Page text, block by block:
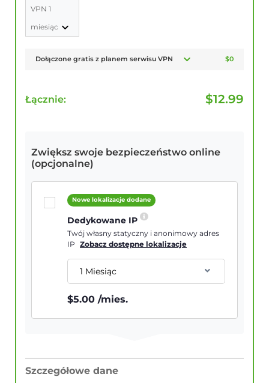
VPN 1
miesiąc
Dołączone gratis z planem serwisu VPN $0
Łącznie: $12.99
Zwiększ swoje bezpieczeństwo online
(opcjonalne)
Nowe lokalizacje dodane
Dedykowane IP
Twój własny statyczny i anonimowy adres
IP
Zobacz dostępne lokalizacje
1 Miesiąc
$5.00 /mies.
Szczegółowe dane